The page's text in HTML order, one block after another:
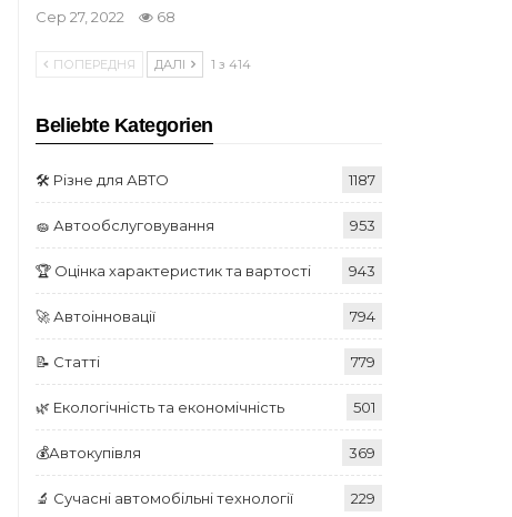
Сер 27, 2022 68
ПОПЕРЕДНЯ ДАЛІ 1 з 414
Beliebte Kategorien
🛠️ Різне для АВТО 1187
🧽 Автообслуговування 953
🏆 Оцінка характеристик та вартості 943
🚀 Автоінновації 794
📝 Статті 779
🌿 Екологічність та економічність 501
💰Автокупівля 369
🔬 Сучасні автомобільні технології 229